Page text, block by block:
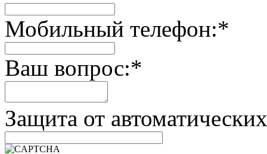
Мобильный телефон:*
Ваш вопрос:*
Защита от